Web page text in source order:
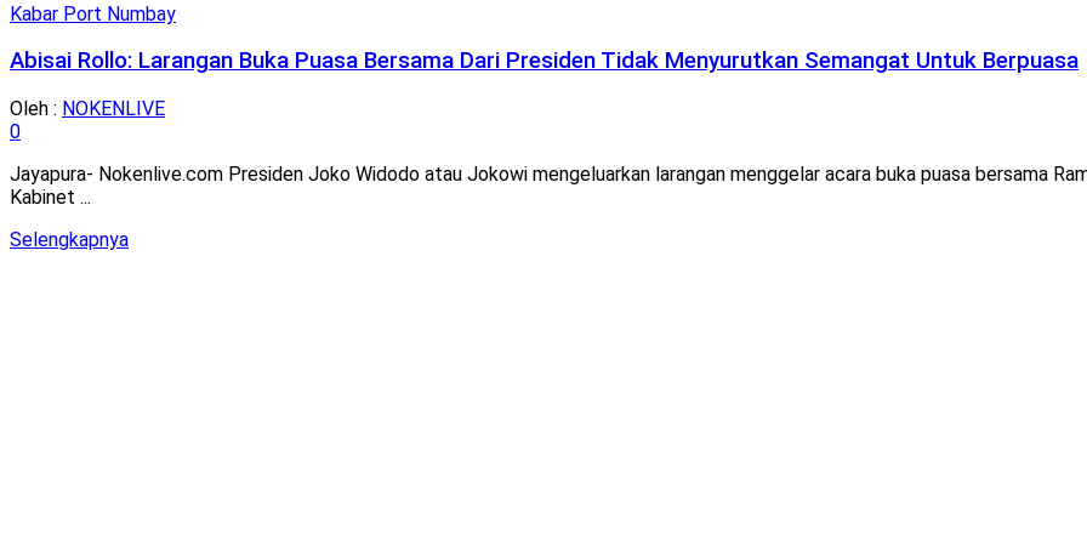
Kabar Port Numbay
Abisai Rollo: Larangan Buka Puasa Bersama Dari Presiden Tidak Menyurutkan Semangat Untuk Berpuasa
Oleh : NOKENLIVE
0
Jayapura- Nokenlive.com Presiden Joko Widodo atau Jokowi mengeluarkan larangan menggelar acara buka puasa bersama
Kabinet ...
SelengkapnyaDetails